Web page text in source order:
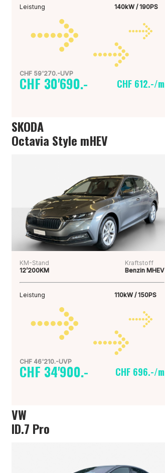
Leistung 140kW / 190PS
CHF 59'270.-UVP
CHF 30'690.- CHF 612.-/m
SKODA
Octavia Style mHEV
KM-Stand
12’200KM
Kraftstoff
Benzin MHEV
Leistung 110kW / 150PS
CHF 46'210.-UVP
CHF 34'900.- CHF 696.-/m
VW
ID.7 Pro